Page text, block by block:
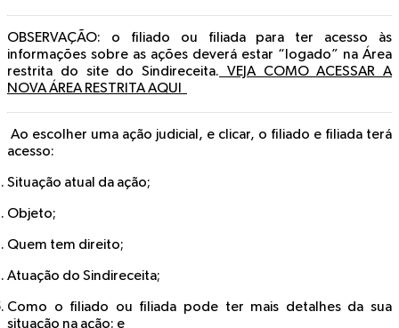
OBSERVAÇÃO: o filiado ou filiada para ter acesso às
informações sobre as ações deverá estar “logado” na Área
restrita do site do Sindireceita. VEJA COMO ACESSAR A
NOVA ÁREA RESTRITA AQUI
Ao escolher uma ação judicial, e clicar, o filiado e filiada terá
acesso:
Situação atual da ação;
Objeto;
Quem tem direito;
Atuação do Sindireceita;
Como o filiado ou filiada pode ter mais detalhes da sua
situação na ação; e